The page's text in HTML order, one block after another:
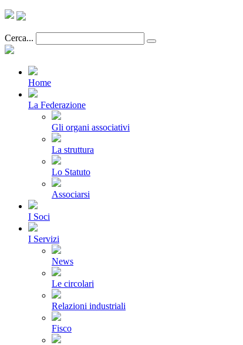
Cerca...
Home
La Federazione
Gli organi associativi
La struttura
Lo Statuto
Associarsi
I Soci
I Servizi
News
Le circolari
Relazioni industriali
Fisco